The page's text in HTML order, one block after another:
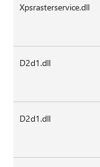
Xpsrasterservice.dll
D2d1.dll
D2d1.dll